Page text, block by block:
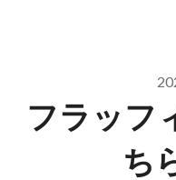
フラッフ
ち